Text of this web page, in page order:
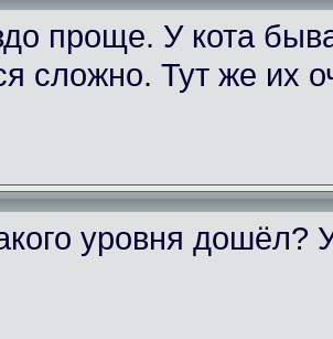
проще. У кота
сложно. Тут же их
уровня дошёл?